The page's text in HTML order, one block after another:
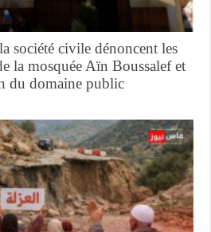
société civile dénoncent les
la mosquée Aïn Boussalef et
du domaine public